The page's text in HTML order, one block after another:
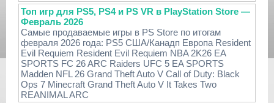
Топ игр для PS5, PS4 и PS VR в PlayStation Store —
Февраль 2026
Самые продаваемые игры в PS Store по итогам
февраля 2026 года: PS5 США/Канадп Европа Resident
Evil Requiem Resident Evil Requiem NBA 2K26 EA
SPORTS FC 26 ARC Raiders UFC 5 EA SPORTS
Madden NFL 26 Grand Theft Auto V Call of Duty: Black
Ops 7 Minecraft Grand Theft Auto V It Takes Two
REANIMAL ARC